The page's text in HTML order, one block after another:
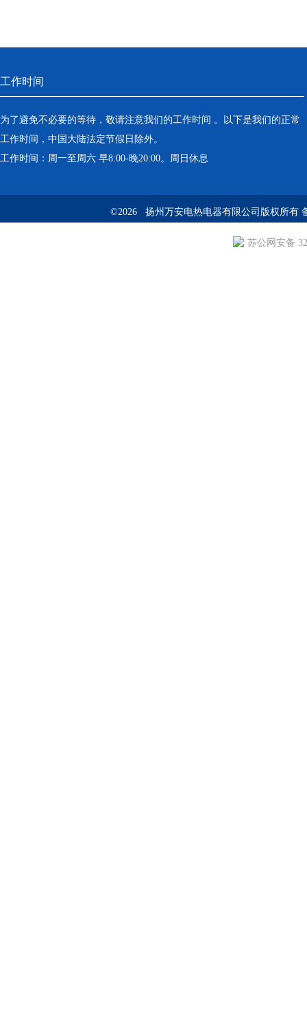
工作时间
为了避免不必要的等待，敬请注意我们的工作时间 。以下是我们的正常
工作时间，中国大陆法定节假日除外。
工作时间：周一至周六 早8:00-晚20:00。周日休息
©2026 扬州万安电热电器有限公司版权所有
苏公网安备